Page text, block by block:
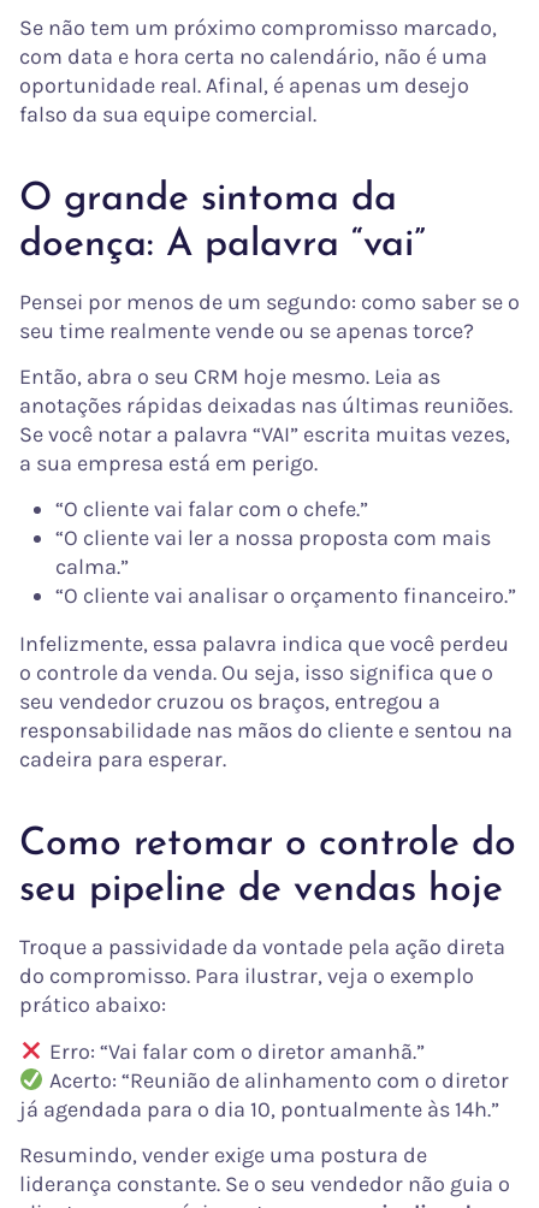
Se não tem um próximo compromisso marcado,
com data e hora certa no calendário, não é uma
oportunidade real. Afinal, é apenas um desejo
falso da sua equipe comercial.
O grande sintoma da
doença: A palavra “vai”
Pensei por menos de um segundo: como saber se o
seu time realmente vende ou se apenas torce?
Então, abra o seu CRM hoje mesmo. Leia as
anotações rápidas deixadas nas últimas reuniões.
Se você notar a palavra “VAI” escrita muitas vezes,
a sua empresa está em perigo.
“O cliente vai falar com o chefe.”
“O cliente vai ler a nossa proposta com mais
calma.”
“O cliente vai analisar o orçamento financeiro.”
Infelizmente, essa palavra indica que você perdeu
o controle da venda. Ou seja, isso significa que o
seu vendedor cruzou os braços, entregou a
responsabilidade nas mãos do cliente e sentou na
cadeira para esperar.
Como retomar o controle do
seu pipeline de vendas hoje
Troque a passividade da vontade pela ação direta
do compromisso. Para ilustrar, veja o exemplo
prático abaixo:
Erro: “Vai falar com o diretor amanhã.”
Acerto: “Reunião de alinhamento com o diretor
já agendada para o dia 10, pontualmente às 14h.”
Resumindo, vender exige uma postura de
liderança constante. Se o seu vendedor não guia o